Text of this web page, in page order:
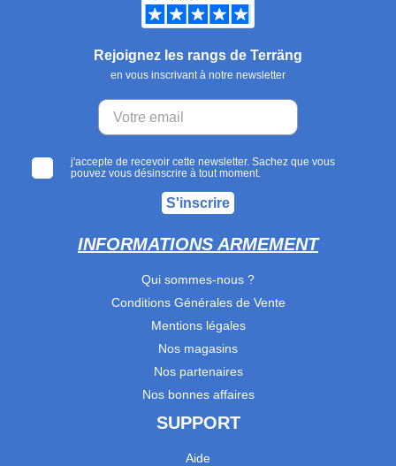
Rejoignez les rangs de Terräng
en vous inscrivant à notre newsletter
j'accepte de recevoir cette newsletter. Sachez que vous
pouvez vous désinscrire à tout moment.
S'inscrire
INFORMATIONS ARMEMENT
Qui sommes-nous ?
Conditions Générales de Vente
Mentions légales
Nos magasins
Nos partenaires
Nos bonnes affaires
SUPPORT
Aide